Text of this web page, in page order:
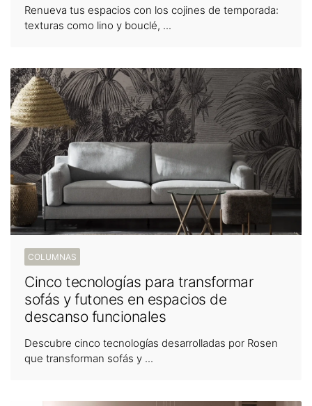
Renueva tus espacios con los cojines de temporada:
texturas como lino y bouclé, ...
COLUMNAS
Cinco tecnologías para transformar
sofás y futones en espacios de
descanso funcionales
Descubre cinco tecnologías desarrolladas por Rosen
que transforman sofás y ...